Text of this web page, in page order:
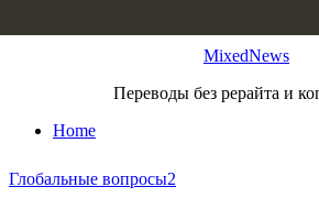
MixedNews
Переводы без рерайта и
Home
Глобальные вопросы2